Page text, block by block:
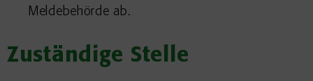
Meldebehörde ab.
Zuständige Stelle